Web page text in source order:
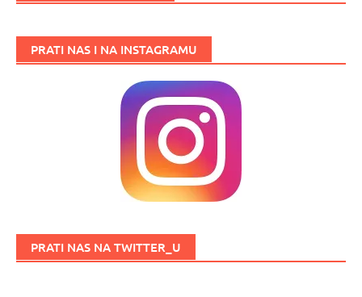
PRATI NAS I NA INSTAGRAMU
PRATI NAS NA TWITTER_U